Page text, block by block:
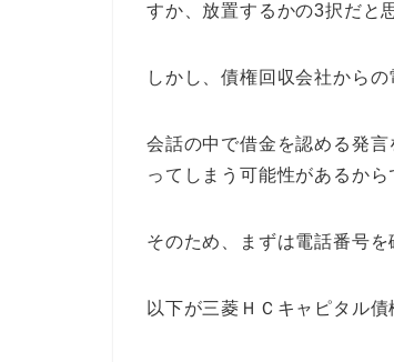
すか、放置するかの3択だと
しかし、債権回収会社から
会話の中で借金を認める発
ってしまう可能性があるから
そのため、まずは電話番号を
以下が三菱ＨＣキャピタル